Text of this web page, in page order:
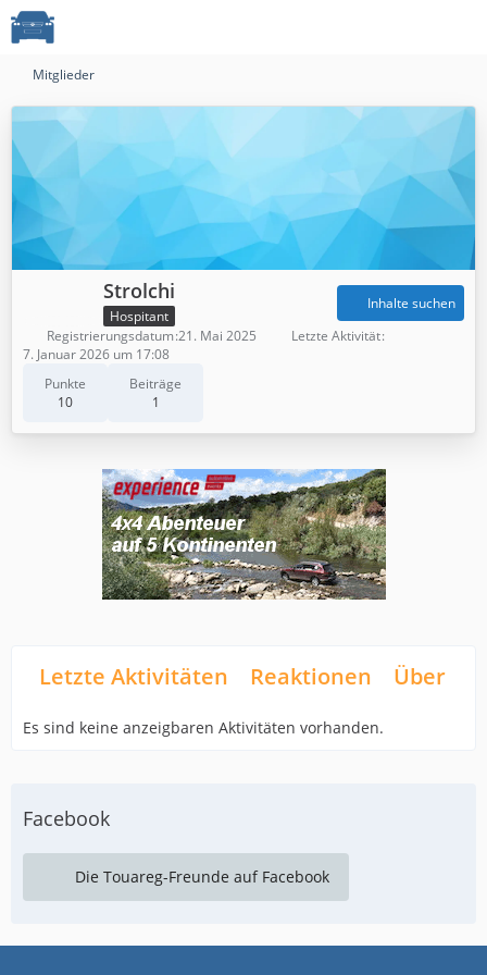
Mitglieder
Strolchi
Hospitant
Punkte
10
Beiträge
1
Inhalte suchen
Registrierungsdatum 21. Mai 2025
Letzte Aktivität
7. Januar 2026 um 17:08
Letzte Aktivitäten Reaktionen Über
Es sind keine anzeigbaren Aktivitäten vorhanden.
Facebook
Die Touareg-Freunde auf Facebook